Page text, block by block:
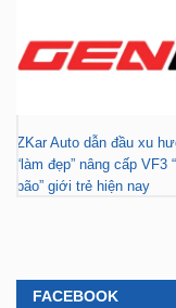
ZKar Auto dẫn đầu xu
“làm đẹp” nâng cấp VF3
bão” giới trẻ hiện nay
FACEBOOK